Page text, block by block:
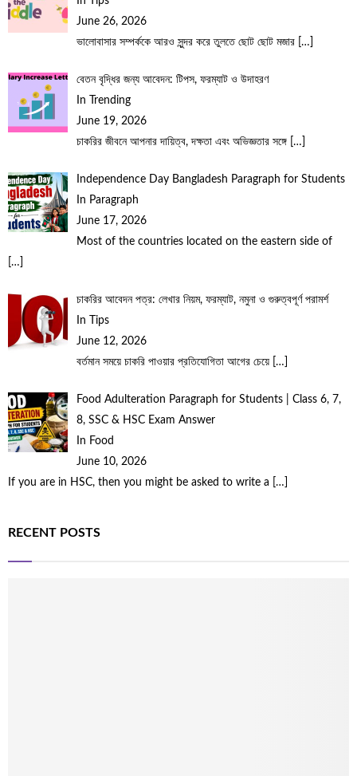
June 26, 2026
ভালোবাসার সম্পর্ককে আরও সুন্দর করে তুলতে ছোট ছোট মজার
[…]
বেতন বৃদ্ধির জন্য আবেদন: টিপস, ফরম্যাট ও উদাহরণ
In Trending
June 19, 2026
চাকরির জীবনে আপনার দায়িত্ব, দক্ষতা এবং অভিজ্ঞতার সঙ্গে
[…]
Independence Day Bangladesh Paragraph for Students
In Paragraph
June 17, 2026
Most of the countries located on the eastern side of
[…]
চাকরির আবেদন পত্র: লেখার নিয়ম, ফরম্যাট, নমুনা ও গুরুত্বপূর্ণ পরামর্শ
In Tips
June 12, 2026
বর্তমান সময়ে চাকরি পাওয়ার প্রতিযোগিতা আগের চেয়ে
[…]
Food Adulteration Paragraph for Students | Class 6, 7,
8, SSC & HSC Exam Answer
In Food
June 10, 2026
If you are in HSC, then you might be asked to write a
[…]
RECENT POSTS